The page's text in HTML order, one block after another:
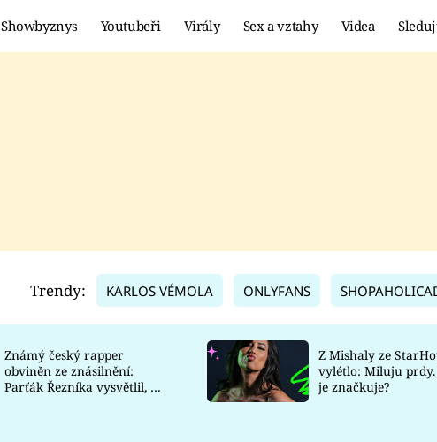
Showbyznys Youtubeři Virály Sex a vztahy Videa
TADEÁŠ KUBĚNKA
DATEL
Trendy: KARLOS VÉMOLA ONLYFANS
Známý český rapper
obviněn ze znásilnění:
Parťák Řezníka vysvětlil, co
Z Mishaly ze
vylétlo: Miluju prdy.
je značkuje?